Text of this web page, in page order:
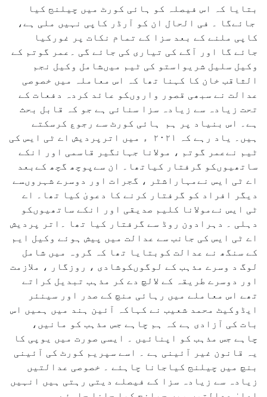
بتایا کہ اس فیصلہ کو ہائی کورٹ میں چیلنج کیا
جائےگا ۔ فی الحال ان کو آرڈر کاپی نہیں ملی ہے،
کاپی ملنے کے بعد سزا کے تمام نکات پر غورکیا
جائے گا اور آگے کی تیاری کی جائے گی ۔عمر گوتم کے
وکیل سلیل شریواستو کی ٹیم میںشامل وکیل نجم
الثاقب خان کا کہنا تھا کہ اس معاملہ میں خصوصی
عدالت نے سبھی قصور واروںکو عائد کردہ دفعات کے
تحت زیادہ سے زیادہ سزا سنائی ہے جو کہ قابل بحث
ہے۔ اس بنیاد پر ہم ہائی کورٹ سے رجوع کرسکتے
ہیں۔ یاد رہے کہ ۲۰۲۱ ء میں اترپردیش اے ٹی ایس کی
ٹیم نےعمر گوتم ، مولانا جہانگیر قاسمی اور انکے
ساتھیوںکو گرفتار کیاتھا۔ ان سےپوچھ گچھ کےبعد
اے ٹی ایس نےمہاراشٹر ، گجرات اور دوسرے شہروںسے
دیگر افراد کو گرفتار کرنے کا دعویٰ کیا تھا۔ اے
ٹی ایس نےمولانا کلیم صدیقی اور انکے ساتھیوںکو
دہلی ۔ دہرادون روڈ سے گرفتار کیا تھا ۔اتر پردیش
اے ٹی ایس کی جانب سے عدالت میں پیش ہوئے وکیل ایم
کے سنگھ نے عدالت کوبتایا تھا کہ گروہ میں شامل
لوگ د وسرے مذہب کے لوگوںکوشادی ، روزگار ، ملازمت
اور دوسرے طریقہ کے لالچ دے کر مذہب تبدیل کراتے
تھے اس معاملے میں رہائی منچ کے صدر اور سینئر
ایڈوکیٹ محمد شعیب نے کہاکہ آئین ہند میں ہمیں اس
بات کی آزادی ہے کہ ہم چاہے جس مذہب کو مانیں،
چاہے جس مذہب کو اپنائیں ۔ ایسی صورت میں یوپی کا
یہ قانون غیر آئینی ہے ۔ اسے سپریم کورٹ کی آئینی
بنچ میں چیلنج کیاجانا چاہئے ۔ خصوصی عدالتیں
زیادہ سے زیادہ سزا کے فیصلے دیتی رہتی ہیں انہیں